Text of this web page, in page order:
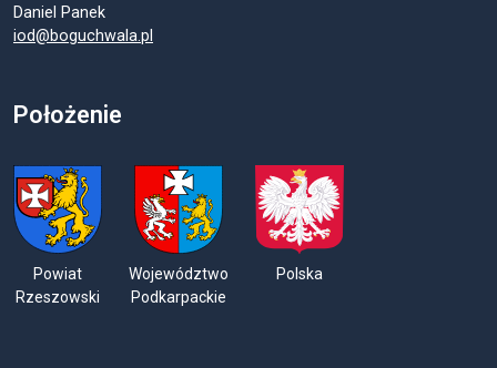
Daniel Panek
iod@boguchwala.pl
Położenie
Powiat
Rzeszowski
Województwo
Podkarpackie
Polska